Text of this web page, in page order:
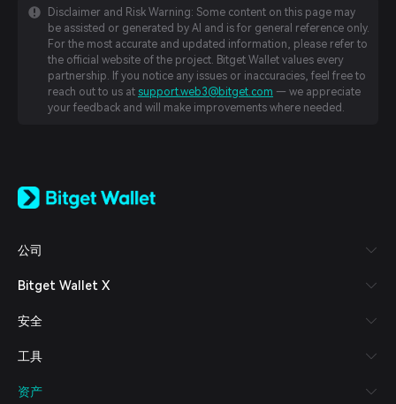
Disclaimer and Risk Warning: Some content on this page may
be assisted or generated by AI and is for general reference only.
For the most accurate and updated information, please refer to
the official website of the project. Bitget Wallet values every
partnership. If you notice any issues or inaccuracies, feel free to
reach out to us at support.web3@bitget.com — we appreciate
your feedback and will make improvements where needed.
日本語
Español (Latinoamérica)
Italiano
Deutsch
繁體中文
Bahasa Indonesia
公司
Bitget Wallet X
安全
工具
资产